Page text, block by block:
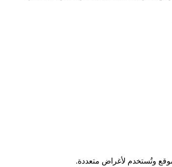
وتُستخدم لأغراض متعددة.